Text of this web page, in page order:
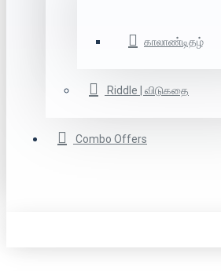
காலாண்டிதழ்
Riddle | விடுகதை
Combo Offers